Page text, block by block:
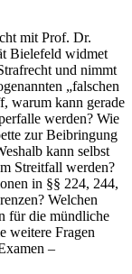
mit Prof. Dr.
Bielefeld widmet
und nimmt
„falschen
warum kann gerade
werden? Wie
zur Beibringung
kann selbst
Streitfall werden?
in §§ 224, 244,
Welchen
für die mündliche
weitere Fragen
–